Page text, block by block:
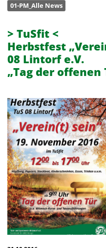
01-PM_Alle News
> TuSfit <
Herbstfest
08 Lintorf e.V.
„Tag der offenen